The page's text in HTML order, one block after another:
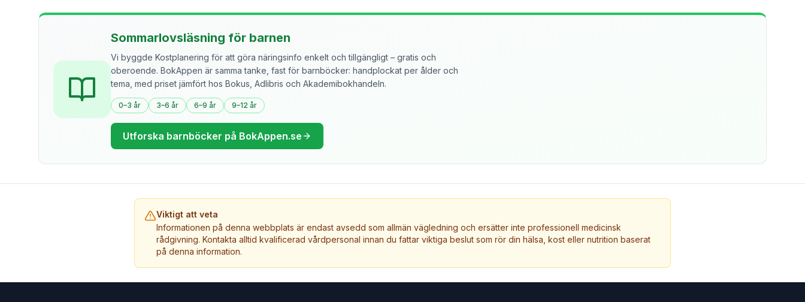
Sommarlovsläsning för barnen
Vi byggde Kostplanering för att göra näringsinfo enkelt och tillgängligt – gratis och
oberoende. BokAppen är samma tanke, fast för barnböcker: handplockat per ålder och
tema, med priset jämfört hos Bokus, Adlibris och Akademibokhandeln.
0–3 år 3–6 år 6–9 år 9–12 år
Utforska barnböcker på BokAppen.se
Viktigt att veta
Informationen på denna webbplats är endast avsedd som allmän vägledning och ersätter inte professionell medicinsk
rådgivning. Kontakta alltid kvalificerad vårdpersonal innan du fattar viktiga beslut som rör din hälsa, kost eller nutrition baserat
på denna information.